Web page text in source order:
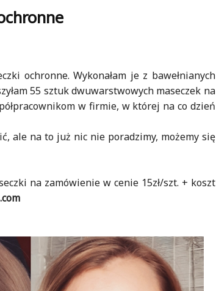
ochronne. Wykonałam je z bawełnianych
55 sztuk dwuwarstwowych maseczek na
w firmie, w której na co dzień
ale na to już nic nie poradzimy, możemy się
na zamówienie w cenie 15zł/szt. + koszt